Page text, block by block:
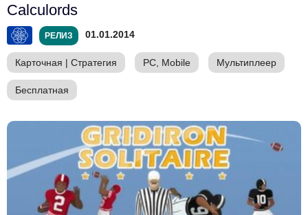
Calculords
РЕЛИЗ 01.01.2014
Карточная | Стратегия PC, Mobile Мультиплеер
Бесплатная